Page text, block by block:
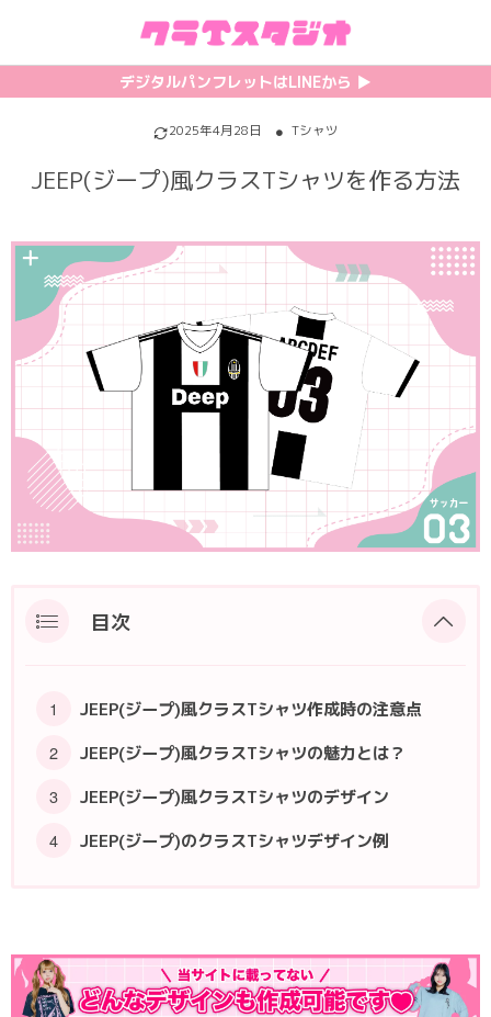
デジタルパンフレットはLINEから ▶︎︎
2025年4月28日 Tシャツ
JEEP(ジープ)風クラスTシャツを作る方法
目次
JEEP(ジープ)風クラスTシャツ作成時の注意点
JEEP(ジープ)風クラスTシャツの魅力とは？
JEEP(ジープ)風クラスTシャツのデザイン
JEEP(ジープ)のクラスTシャツデザイン例
初めての方へ
クラスTシャツの注文方法
料金について
お支払い方法について
キャンセル・変更について
無料でLINE相談する
カテゴリ一覧
ホッケーユニフォーム
バスケユニフォーム
ゲーム
グリッター&ラメ
ポロシャツ
パーカー・スウェット
部活動
特集記事
【最新】流行りの背ネーム特集
【インスタ映え】おすすめクラT集
韓国パロディ人気デザイン特集
おしゃれデザインクラスTシャツ
おもしろクラスTシャツ
かっこいいクラスTシャツ
ニュース
プリント
フォントを選ぶ
シルクスクリーンについて
昇華プリントについて
全面プリントクラスTシャツ
DTFプリントについて
SDGsについて